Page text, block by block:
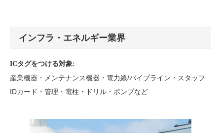
インフラ・エネルギー業界
ICタグをつける対象:
産業機器・メンテナンス機器・電力線/パイプライン・スタッフ
IDカード・管理・電柱・ドリル・ポンプなど